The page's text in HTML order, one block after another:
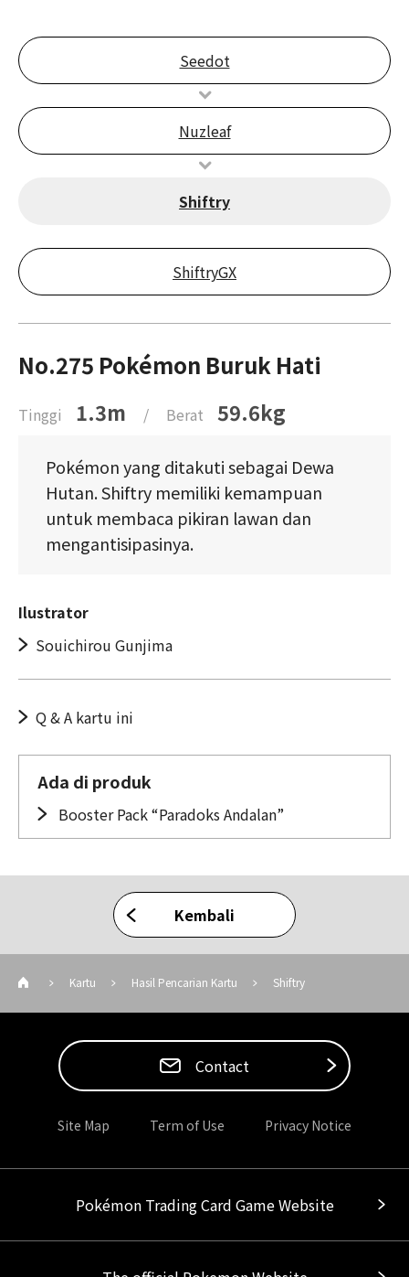
Seedot
Nuzleaf
Shiftry
ShiftryGX
No.275 Pokémon Buruk Hati
Tinggi 1.3m / Berat 59.6kg
Pokémon yang ditakuti sebagai Dewa
Hutan. Shiftry memiliki kemampuan
untuk membaca pikiran lawan dan
mengantisipasinya.
Ilustrator
Souichirou Gunjima
Q & A kartu ini
Ada di produk
Booster Pack “Paradoks Andalan”
Kembali
Kartu Hasil Pencarian Kartu Shiftry
Contact
Site Map Term of Use Privacy Notice
Pokémon Trading Card Game Website